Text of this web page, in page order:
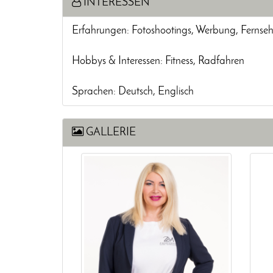
INTERESSEN
Erfahrungen: Fotoshootings, Werbung,
Hobbys & Interessen: Fitness, Radfahren
Sprachen: Deutsch, Englisch
GALLERIE